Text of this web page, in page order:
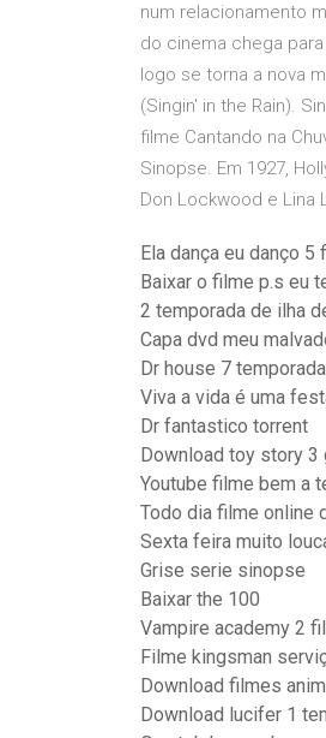
num relacionamento
do cinema chega
logo se torna a nova
(Singin' in the Rain).
filme Cantando na
Sinopse. Em 1927,
Don Lockwood e Lina
Ela dança eu danço
Baixar o filme p.s eu
2 temporada de ilha
Capa dvd meu
Dr house 7
Viva a vida é uma
Dr fantastico torrent
Download toy story 3
Youtube filme bem a
Todo dia filme online
Sexta feira muito
Grise serie sinopse
Baixar the 100
Vampire academy 2
Filme kingsman
Download filmes
Download lucifer 1